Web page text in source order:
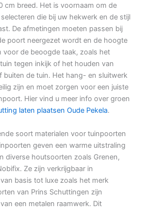
cm breed. Het is voornaam om de
die bij uw hekwerk en de stijl
De afmetingen moeten passen bij
poort neergezet wordt en de hoogte
voor de beoogde taak, zoals het
tegen inkijk of het houden van
buiten de tuin. Het hang- en sluitwerk
zijn en moet zorgen voor een juiste
Hier vind u meer info over groen
laten plaatsen Oude Pekela.
soort materialen voor tuinpoorten
geven een warme uitstraling
diverse houtsoorten zoals Grenen,
Ze zijn verkrijgbaar in
basis tot luxe zoals het merk
van Prins Schuttingen zijn
een metalen raamwerk. Dit